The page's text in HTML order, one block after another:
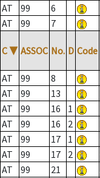
AT
99 6
AT
99 7
C ▼ ASSOC No. D Code
AT 99 8
AT
99 13
AT
99 16 1
AT
99 16 2
AT
99 17 1
AT
99 17 2
AT
99 21